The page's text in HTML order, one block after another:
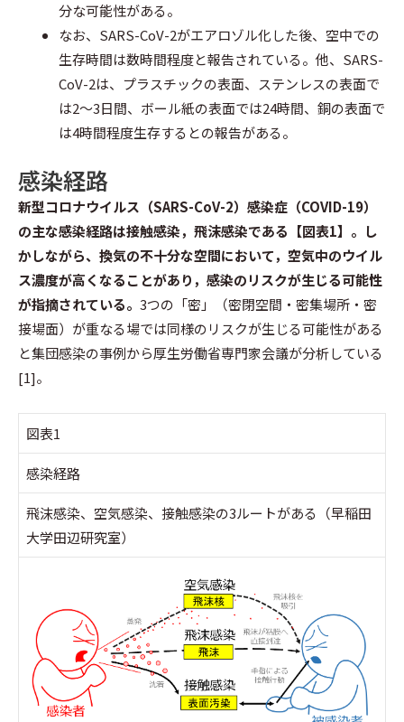
分な可能性がある。
なお、SARS-CoV-2がエアロゾル化した後、空中での
生存時間は数時間程度と報告されている。他、SARS-
CoV-2は、プラスチックの表面、ステンレスの表面で
は2～3日間、ボール紙の表面では24時間、銅の表面で
は4時間程度生存するとの報告がある。
感染経路
新型コロナウイルス（SARS-CoV-2）感染症（COVID-19）
の主な感染経路は接触感染，飛沫感染である【図表1】。し
かしながら、換気の不十分な空間において，空気中のウイル
ス濃度が高くなることがあり，感染のリスクが生じる可能性
が指摘されている。 3つの「密」（密閉空間・密集場所・密
接場面）が重なる場では同様のリスクが生じる可能性がある
と集団感染の事例から厚生労働省専門家会議が分析している
[1]。
図表1
感染経路
飛沫感染、空気感染、接触感染の3ルートがある（早稲田
大学田辺研究室）